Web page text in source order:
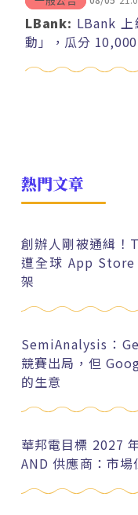
LBank: LBank 上
動」，瓜分
熱門文章
創辦人剛被通緝
遭全球 App
架
SemiAnalysis：
競賽出局，但
的生意
華邦電目標 2027
AND 供應商：市場